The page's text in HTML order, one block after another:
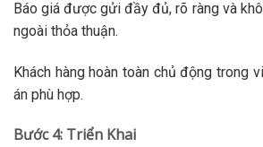
Báo giá được gửi đầy đủ, rõ ràng và
ngoài thỏa thuận.
Khách hàng hoàn toàn chủ động trong
án phù hợp.
Bước 4: Triển Khai